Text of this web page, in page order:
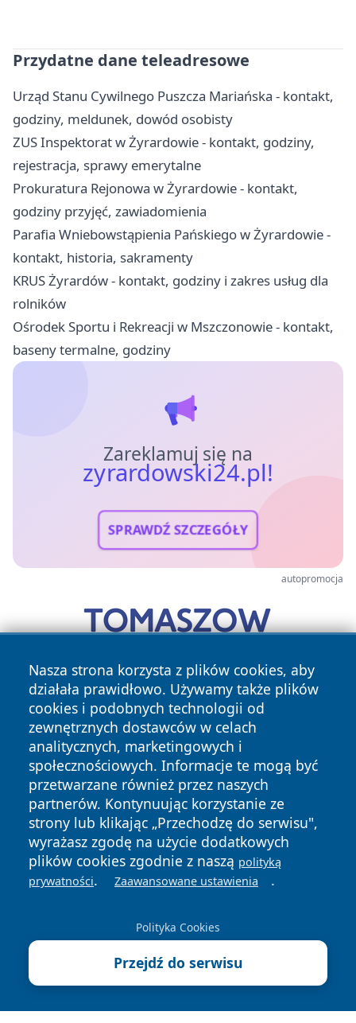
Przydatne dane teleadresowe
Urząd Stanu Cywilnego Puszcza Mariańska - kontakt,
godziny, meldunek, dowód osobisty
ZUS Inspektorat w Żyrardowie - kontakt, godziny,
rejestracja, sprawy emerytalne
Prokuratura Rejonowa w Żyrardowie - kontakt,
godziny przyjęć, zawiadomienia
Parafia Wniebowstąpienia Pańskiego w Żyrardowie -
kontakt, historia, sakramenty
KRUS Żyrardów - kontakt, godziny i zakres usług dla
rolników
Ośrodek Sportu i Rekreacji w Mszczonowie - kontakt,
baseny termalne, godziny
Zareklamuj się na
zyrardowski24.pl!
SPRAWDŹ SZCZEGÓŁY
autopromocja
Nasza strona korzysta z plików cookies, aby
działała prawidłowo. Używamy także plików
cookies i podobnych technologii od
zewnętrznych dostawców w celach
analitycznych, marketingowych i
społecznościowych. Informacje te mogą być
przetwarzane również przez naszych
partnerów. Kontynuując korzystanie ze
strony lub klikając „Przechodzę do serwisu",
wyrażasz zgodę na użycie dodatkowych
plików cookies zgodnie z naszą polityką
prywatności. Zaawansowane ustawienia .
Polityka Cookies
Przejdź do serwisu
Copyright © 2026 zyrardowski24.pl Wszystkie prawa
zastrzeżone.
News Autorzy
Polityka
Prywatności
Polityka
Cookies